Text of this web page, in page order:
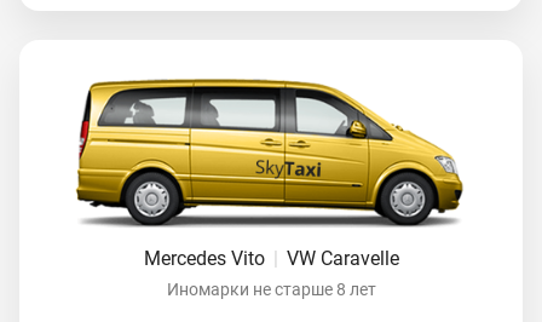
Mercedes Vito VW Caravelle
Иномарки не старше 8 лет